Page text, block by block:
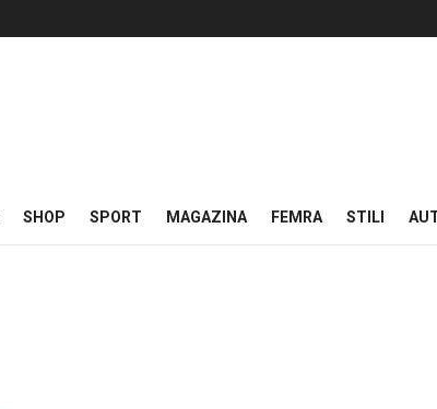
SHOP SPORT MAGAZINA FEMRA STILI